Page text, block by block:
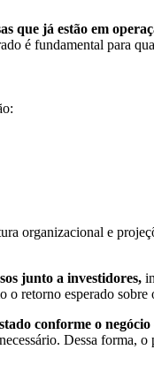
que já estão em
é fundamental para
organizacional e
junto a investidores,
o retorno esperado sobre
conforme o
Dessa forma,